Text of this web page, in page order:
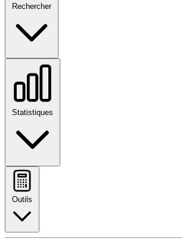
Rechercher
Statistiques
Outils